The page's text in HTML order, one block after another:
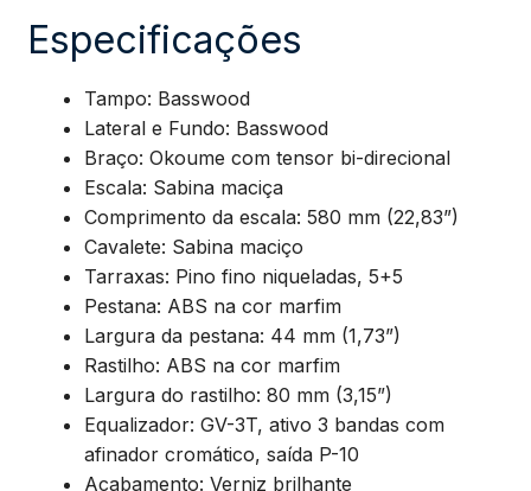
Especificações
Tampo: Basswood
Lateral e Fundo: Basswood
Braço: Okoume com tensor bi-direcional
Escala: Sabina maciça
Comprimento da escala: 580 mm (22,83”)
Cavalete: Sabina maciço
Tarraxas: Pino fino niqueladas, 5+5
Pestana: ABS na cor marfim
Largura da pestana: 44 mm (1,73”)
Rastilho: ABS na cor marfim
Largura do rastilho: 80 mm (3,15”)
Equalizador: GV-3T, ativo 3 bandas com
afinador cromático, saída P-10
Acabamento: Verniz brilhante